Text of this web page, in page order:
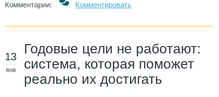
Комментарии:
Комментировать
13
янв
Годовые цели не работают:
система, которая поможет
реально их достигать